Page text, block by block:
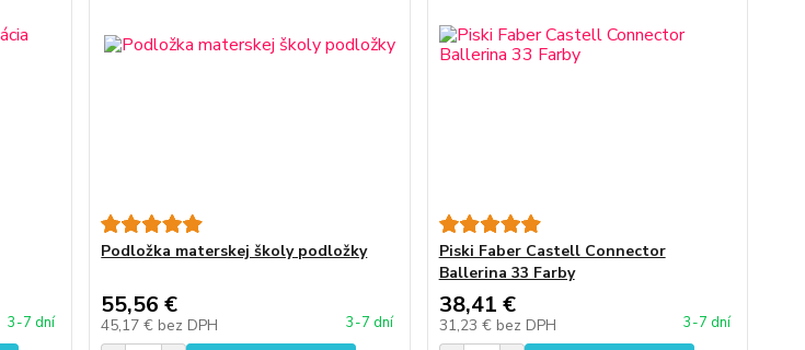
3-7 dní
Podložka materskej školy podložky
55,56 €
45,17 € bez DPH 3-7 dní
Piski Faber Castell Connector
Ballerina 33 Farby
38,41 €
31,23 € bez DPH 3-7 dní